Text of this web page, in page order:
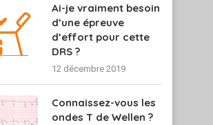
Ai-je vraiment besoin
d’une épreuve
d’effort pour cette
DRS ?
12 décembre 2019
Connaissez-vous les
ondes T de Wellen ?